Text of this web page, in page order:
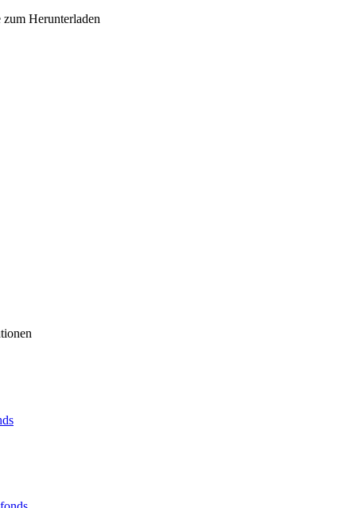
Herunterladen